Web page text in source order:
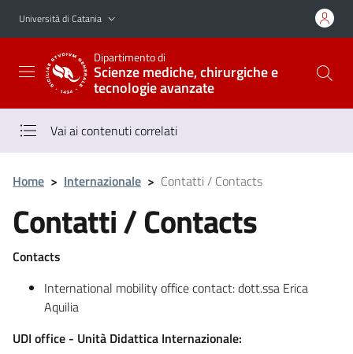
Vai al contenuto principale
Vai al menu di navigazione
Università di Catania
Dipartimento di
Scienze mediche, chirurgiche e
tecnologie avanzate
Vai ai contenuti correlati
Home > Internazionale > Contatti / Contacts
Contatti / Contacts
Contacts
International mobility office contact: dott.ssa Erica
Aquilia
UDI office - Unità Didattica Internazionale: